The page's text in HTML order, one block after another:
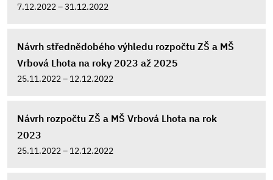
7.12.2022 – 31.12.2022
Návrh střednědobého výhledu rozpočtu ZŠ a MŠ
Vrbová Lhota na roky 2023 až 2025
25.11.2022 – 12.12.2022
Návrh rozpočtu ZŠ a MŠ Vrbová Lhota na rok
2023
25.11.2022 – 12.12.2022